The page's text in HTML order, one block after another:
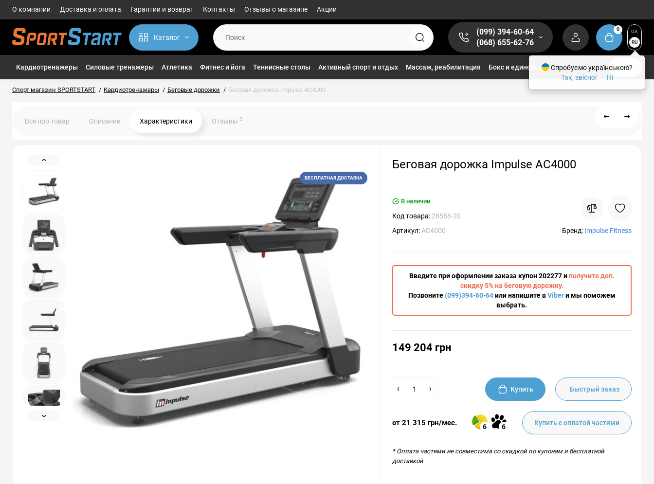
О компании Доставка и оплата Гарантии и возврат Контакты Отзывы о магазине Акции
Каталог
(099) 394-60-64
(068) 655-62-76
0
UA
RU
Кардиотренажеры Силовые тренажеры Атлетика Фитнес и йога Теннисные столы Активный спорт и отдых Массаж, реабилитация Бокс и единоборства 1/2
Спорт магазин SPORTSTART Кардиотренажеры Беговые дорожки Беговая дорожка Impulse AC4000
Все про товар Описание Характеристики Отзывы 0
БЕСПЛАТНАЯ ДОСТАВКА
Беговая дорожка Impulse AC4000
В наличии
Код товара: 28558-20
Артикул: AC4000 Бренд: Impulse Fitness
Введите при оформлении заказа купон 202277 иполучите доп.
скидку 5% на беговую дорожку.
Позвоните(099)394-60-64или напишите вViberи мы поможем
выбрать.
149 204 грн
Купить Быстрый заказ
от 21 315 грн/мес. 6 6 Купить с оплатой частями
* Оплата частями не совместима со скидкой по купонам и бесплатной
доставкой
Спробуємо українською?
Так, звісно!
Ні